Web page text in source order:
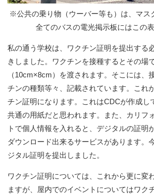
※公共の乗り物（ウーバー等も）は、マス
全てのバスの電光掲示板にはこの
私の通う学校は、ワクチン証明を提出する
きしました。ワクチンを接種するとその場
（10cm×8cm）を渡されます。そこには、
チンの種類等々、記載されています。これ
チン証明になります。これはCDCが作成し
共通の用紙だと思われます。また、カリフ
トで個人情報を入れると、デジタルの証明
ダウンロード出来るサービスがあります。
ジタル証明を提出しました。
ワクチン証明については、これから更に変
ますが、屋内でのイベントについてはワク